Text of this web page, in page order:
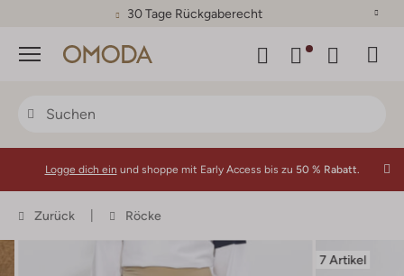
30 Tage Rückgaberecht
Menü
Logge dich ein und shoppe mit Early Access bis zu 50 % Rabatt.
Zurück Röcke
7 Artikel